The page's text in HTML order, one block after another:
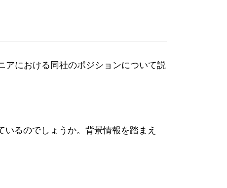
アにおける同社のポジションについて説
るのでしょうか。背景情報を踏まえ